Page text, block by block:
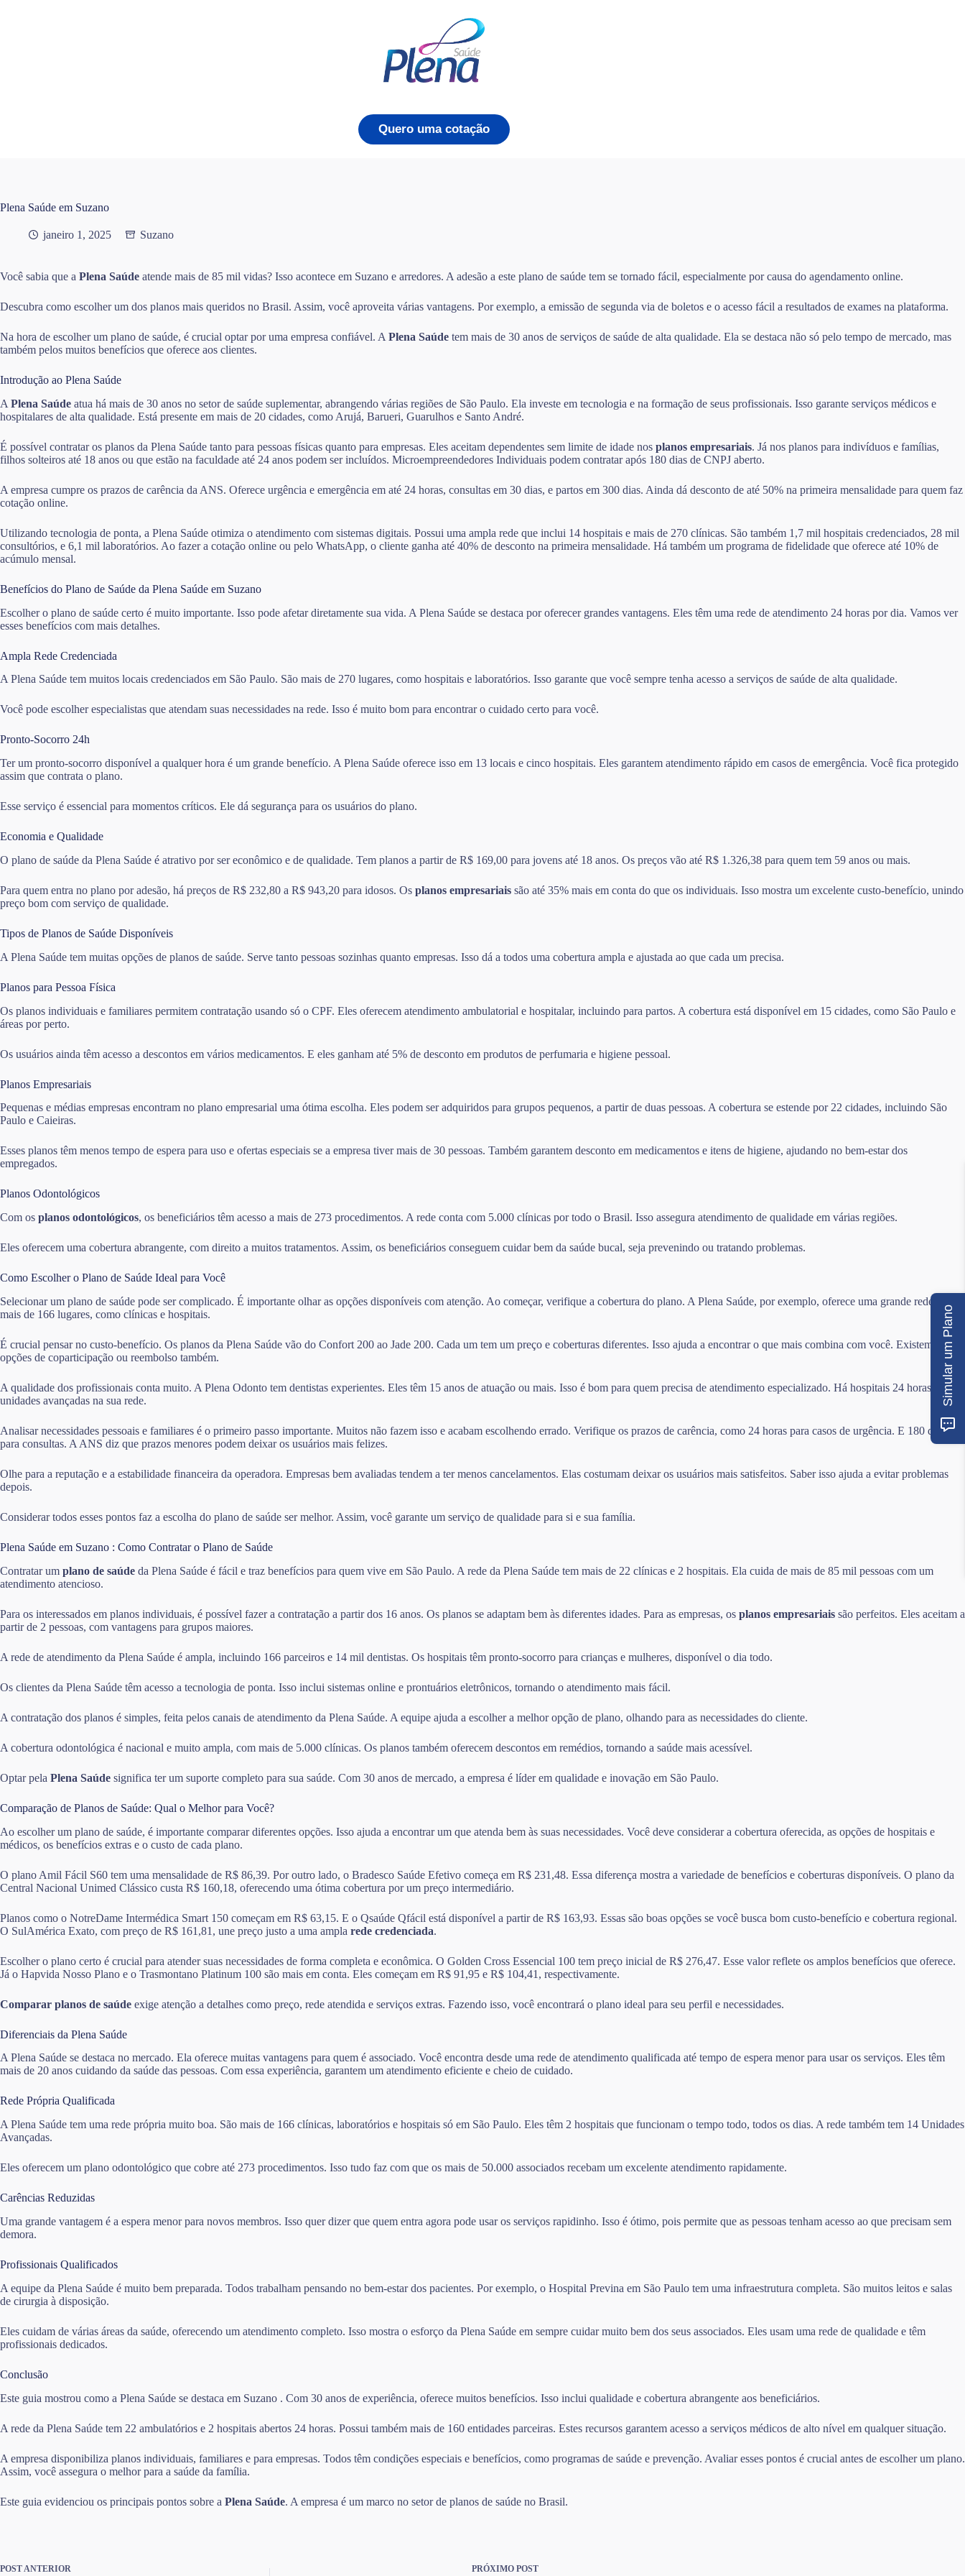
Quero uma cotação
Plena Saúde em Suzano
janeiro 1, 2025 Suzano
Você sabia que a Plena Saúde atende mais de 85 mil vidas? Isso acontece em Suzano e arredores. A adesão a este plano de saúde tem se tornado fácil, especialmente por causa do agendamento online.
Descubra como escolher um dos planos mais queridos no Brasil. Assim, você aproveita várias vantagens. Por exemplo, a emissão de segunda via de boletos e o acesso fácil a resultados de exames na plataforma.
Na hora de escolher um plano de saúde, é crucial optar por uma empresa confiável. A Plena Saúde tem mais de 30 anos de serviços de saúde de alta qualidade. Ela se destaca não só pelo tempo de mercado, mas
também pelos muitos benefícios que oferece aos clientes.
Introdução ao Plena Saúde
A Plena Saúde atua há mais de 30 anos no setor de saúde suplementar, abrangendo várias regiões de São Paulo. Ela investe em tecnologia e na formação de seus profissionais. Isso garante serviços médicos e
hospitalares de alta qualidade. Está presente em mais de 20 cidades, como Arujá, Barueri, Guarulhos e Santo André.
É possível contratar os planos da Plena Saúde tanto para pessoas físicas quanto para empresas. Eles aceitam dependentes sem limite de idade nos planos empresariais. Já nos planos para indivíduos e famílias,
filhos solteiros até 18 anos ou que estão na faculdade até 24 anos podem ser incluídos. Microempreendedores Individuais podem contratar após 180 dias de CNPJ aberto.
A empresa cumpre os prazos de carência da ANS. Oferece urgência e emergência em até 24 horas, consultas em 30 dias, e partos em 300 dias. Ainda dá desconto de até 50% na primeira mensalidade para quem faz
cotação online.
Utilizando tecnologia de ponta, a Plena Saúde otimiza o atendimento com sistemas digitais. Possui uma ampla rede que inclui 14 hospitais e mais de 270 clínicas. São também 1,7 mil hospitais credenciados, 28 mil
consultórios, e 6,1 mil laboratórios. Ao fazer a cotação online ou pelo WhatsApp, o cliente ganha até 40% de desconto na primeira mensalidade. Há também um programa de fidelidade que oferece até 10% de
acúmulo mensal.
Benefícios do Plano de Saúde da Plena Saúde em Suzano
Escolher o plano de saúde certo é muito importante. Isso pode afetar diretamente sua vida. A Plena Saúde se destaca por oferecer grandes vantagens. Eles têm uma rede de atendimento 24 horas por dia. Vamos ver
esses benefícios com mais detalhes.
Ampla Rede Credenciada
A Plena Saúde tem muitos locais credenciados em São Paulo. São mais de 270 lugares, como hospitais e laboratórios. Isso garante que você sempre tenha acesso a serviços de saúde de alta qualidade.
Você pode escolher especialistas que atendam suas necessidades na rede. Isso é muito bom para encontrar o cuidado certo para você.
Pronto-Socorro 24h
Ter um pronto-socorro disponível a qualquer hora é um grande benefício. A Plena Saúde oferece isso em 13 locais e cinco hospitais. Eles garantem atendimento rápido em casos de emergência. Você fica protegido
assim que contrata o plano.
Esse serviço é essencial para momentos críticos. Ele dá segurança para os usuários do plano.
Economia e Qualidade
O plano de saúde da Plena Saúde é atrativo por ser econômico e de qualidade. Tem planos a partir de R$ 169,00 para jovens até 18 anos. Os preços vão até R$ 1.326,38 para quem tem 59 anos ou mais.
Para quem entra no plano por adesão, há preços de R$ 232,80 a R$ 943,20 para idosos. Os planos empresariais são até 35% mais em conta do que os individuais. Isso mostra um excelente custo-benefício, unindo
preço bom com serviço de qualidade.
Tipos de Planos de Saúde Disponíveis
A Plena Saúde tem muitas opções de planos de saúde. Serve tanto pessoas sozinhas quanto empresas. Isso dá a todos uma cobertura ampla e ajustada ao que cada um precisa.
Planos para Pessoa Física
Os planos individuais e familiares permitem contratação usando só o CPF. Eles oferecem atendimento ambulatorial e hospitalar, incluindo para partos. A cobertura está disponível em 15 cidades, como São Paulo e
áreas por perto.
Os usuários ainda têm acesso a descontos em vários medicamentos. E eles ganham até 5% de desconto em produtos de perfumaria e higiene pessoal.
Planos Empresariais
Pequenas e médias empresas encontram no plano empresarial uma ótima escolha. Eles podem ser adquiridos para grupos pequenos, a partir de duas pessoas. A cobertura se estende por 22 cidades, incluindo São
Paulo e Caieiras.
Esses planos têm menos tempo de espera para uso e ofertas especiais se a empresa tiver mais de 30 pessoas. Também garantem desconto em medicamentos e itens de higiene, ajudando no bem-estar dos
empregados.
Planos Odontológicos
Com os planos odontológicos, os beneficiários têm acesso a mais de 273 procedimentos. A rede conta com 5.000 clínicas por todo o Brasil. Isso assegura atendimento de qualidade em várias regiões.
Eles oferecem uma cobertura abrangente, com direito a muitos tratamentos. Assim, os beneficiários conseguem cuidar bem da saúde bucal, seja prevenindo ou tratando problemas.
Como Escolher o Plano de Saúde Ideal para Você
Selecionar um plano de saúde pode ser complicado. É importante olhar as opções disponíveis com atenção. Ao começar, verifique a cobertura do plano. A Plena Saúde, por exemplo, oferece uma grande rede com
mais de 166 lugares, como clínicas e hospitais.
É crucial pensar no custo-benefício. Os planos da Plena Saúde vão do Confort 200 ao Jade 200. Cada um tem um preço e coberturas diferentes. Isso ajuda a encontrar o que mais combina com você. Existem
opções de coparticipação ou reembolso também.
A qualidade dos profissionais conta muito. A Plena Odonto tem dentistas experientes. Eles têm 15 anos de atuação ou mais. Isso é bom para quem precisa de atendimento especializado. Há hospitais 24 horas e
unidades avançadas na sua rede.
Analisar necessidades pessoais e familiares é o primeiro passo importante. Muitos não fazem isso e acabam escolhendo errado. Verifique os prazos de carência, como 24 horas para casos de urgência. E 180 dias
para consultas. A ANS diz que prazos menores podem deixar os usuários mais felizes.
Olhe para a reputação e a estabilidade financeira da operadora. Empresas bem avaliadas tendem a ter menos cancelamentos. Elas costumam deixar os usuários mais satisfeitos. Saber isso ajuda a evitar problemas
depois.
Considerar todos esses pontos faz a escolha do plano de saúde ser melhor. Assim, você garante um serviço de qualidade para si e sua família.
Plena Saúde em Suzano : Como Contratar o Plano de Saúde
Contratar um plano de saúde da Plena Saúde é fácil e traz benefícios para quem vive em São Paulo. A rede da Plena Saúde tem mais de 22 clínicas e 2 hospitais. Ela cuida de mais de 85 mil pessoas com um
atendimento atencioso.
Para os interessados em planos individuais, é possível fazer a contratação a partir dos 16 anos. Os planos se adaptam bem às diferentes idades. Para as empresas, os planos empresariais são perfeitos. Eles aceitam a
partir de 2 pessoas, com vantagens para grupos maiores.
A rede de atendimento da Plena Saúde é ampla, incluindo 166 parceiros e 14 mil dentistas. Os hospitais têm pronto-socorro para crianças e mulheres, disponível o dia todo.
Os clientes da Plena Saúde têm acesso a tecnologia de ponta. Isso inclui sistemas online e prontuários eletrônicos, tornando o atendimento mais fácil.
A contratação dos planos é simples, feita pelos canais de atendimento da Plena Saúde. A equipe ajuda a escolher a melhor opção de plano, olhando para as necessidades do cliente.
A cobertura odontológica é nacional e muito ampla, com mais de 5.000 clínicas. Os planos também oferecem descontos em remédios, tornando a saúde mais acessível.
Optar pela Plena Saúde significa ter um suporte completo para sua saúde. Com 30 anos de mercado, a empresa é líder em qualidade e inovação em São Paulo.
Comparação de Planos de Saúde: Qual o Melhor para Você?
Ao escolher um plano de saúde, é importante comparar diferentes opções. Isso ajuda a encontrar um que atenda bem às suas necessidades. Você deve considerar a cobertura oferecida, as opções de hospitais e
médicos, os benefícios extras e o custo de cada plano.
O plano Amil Fácil S60 tem uma mensalidade de R$ 86,39. Por outro lado, o Bradesco Saúde Efetivo começa em R$ 231,48. Essa diferença mostra a variedade de benefícios e coberturas disponíveis. O plano da
Central Nacional Unimed Clássico custa R$ 160,18, oferecendo uma ótima cobertura por um preço intermediário.
Planos como o NotreDame Intermédica Smart 150 começam em R$ 63,15. E o Qsaúde Qfácil está disponível a partir de R$ 163,93. Essas são boas opções se você busca bom custo-benefício e cobertura regional.
O SulAmérica Exato, com preço de R$ 161,81, une preço justo a uma ampla rede credenciada.
Escolher o plano certo é crucial para atender suas necessidades de forma completa e econômica. O Golden Cross Essencial 100 tem preço inicial de R$ 276,47. Esse valor reflete os amplos benefícios que oferece.
Já o Hapvida Nosso Plano e o Trasmontano Platinum 100 são mais em conta. Eles começam em R$ 91,95 e R$ 104,41, respectivamente.
Comparar planos de saúde exige atenção a detalhes como preço, rede atendida e serviços extras. Fazendo isso, você encontrará o plano ideal para seu perfil e necessidades.
Diferenciais da Plena Saúde
A Plena Saúde se destaca no mercado. Ela oferece muitas vantagens para quem é associado. Você encontra desde uma rede de atendimento qualificada até tempo de espera menor para usar os serviços. Eles têm
mais de 20 anos cuidando da saúde das pessoas. Com essa experiência, garantem um atendimento eficiente e cheio de cuidado.
Rede Própria Qualificada
A Plena Saúde tem uma rede própria muito boa. São mais de 166 clínicas, laboratórios e hospitais só em São Paulo. Eles têm 2 hospitais que funcionam o tempo todo, todos os dias. A rede também tem 14 Unidades
Avançadas.
Eles oferecem um plano odontológico que cobre até 273 procedimentos. Isso tudo faz com que os mais de 50.000 associados recebam um excelente atendimento rapidamente.
Carências Reduzidas
Uma grande vantagem é a espera menor para novos membros. Isso quer dizer que quem entra agora pode usar os serviços rapidinho. Isso é ótimo, pois permite que as pessoas tenham acesso ao que precisam sem
demora.
Profissionais Qualificados
A equipe da Plena Saúde é muito bem preparada. Todos trabalham pensando no bem-estar dos pacientes. Por exemplo, o Hospital Previna em São Paulo tem uma infraestrutura completa. São muitos leitos e salas
de cirurgia à disposição.
Eles cuidam de várias áreas da saúde, oferecendo um atendimento completo. Isso mostra o esforço da Plena Saúde em sempre cuidar muito bem dos seus associados. Eles usam uma rede de qualidade e têm
profissionais dedicados.
Conclusão
Este guia mostrou como a Plena Saúde se destaca em Suzano . Com 30 anos de experiência, oferece muitos benefícios. Isso inclui qualidade e cobertura abrangente aos beneficiários.
A rede da Plena Saúde tem 22 ambulatórios e 2 hospitais abertos 24 horas. Possui também mais de 160 entidades parceiras. Estes recursos garantem acesso a serviços médicos de alto nível em qualquer situação.
A empresa disponibiliza planos individuais, familiares e para empresas. Todos têm condições especiais e benefícios, como programas de saúde e prevenção. Avaliar esses pontos é crucial antes de escolher um plano.
Assim, você assegura o melhor para a saúde da família.
Este guia evidenciou os principais pontos sobre a Plena Saúde. A empresa é um marco no setor de planos de saúde no Brasil.
POST ANTERIOR PRÓXIMO POST
Simular um Plano